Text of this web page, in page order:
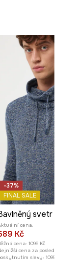
-37%
FINAL SALE
cena:
Kč
cena: 1099 Kč
cena za posledních 30
slevy: 1099 Kč